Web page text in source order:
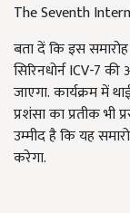
The Seventh
बता दें कि इस समारोह
सिरिनधोर्न ICV-7की
जाएगा. कार्यक्रम में
प्रशंसा का प्रतीक भी
उम्मीद है कि यह
करेगा.